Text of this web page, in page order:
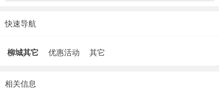
快速导航
柳城其它 优惠活动 其它
相关信息